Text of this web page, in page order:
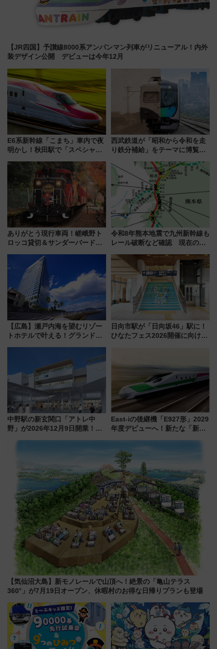
【JR四国】予讃線8000系アンパンマン列車がリニューアル！内外
装デザイン公開 デビューは今年12月
E6系新幹線「こまち」車内で夜
明かし！秋田駅で「スペシャル
法は？
西武鉄道が「昭和から令和を走
り鉄分補給」をテーマに博覧会
14日から 新車両「トキイロ」体
験ブースも アクセスや申込方法
を解説
ありがとう現行車両！嵯峨野ト
ロッコ貸切＆サンダーバードレ
斉藤雪乃＆福原トシヒロと行
く！9月13日「京都の鉄道満喫
ツアー」開催
令和8年熊本地震で九州新幹線も
レール破断など確認 現在の運
響
【広島】瀬戸内海を望むリゾー
トホテルで叶える！グランドプ
ディング＆カジュアルパーティ
日向市駅が「日向坂46」駅に！
ひなたフェス2026開催に向けJR
中野駅の新玄関口「アトレ中
野」が2026年12月9日開業！新
East-iの後継機「E927形」2029
年度デビューへ！新たな「新幹
説【JR東日本】
【気仙沼大島】新モノレールで山頂へ！絶景の「亀山テラス
360°」が7月19日オープン、休暇村のお得な日帰りプランも登場